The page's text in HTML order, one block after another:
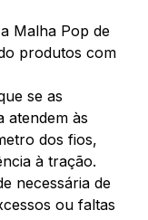
Malha Pop de
produtos com
se as
atendem às
dos fios,
à tração.
necessária de
ou faltas